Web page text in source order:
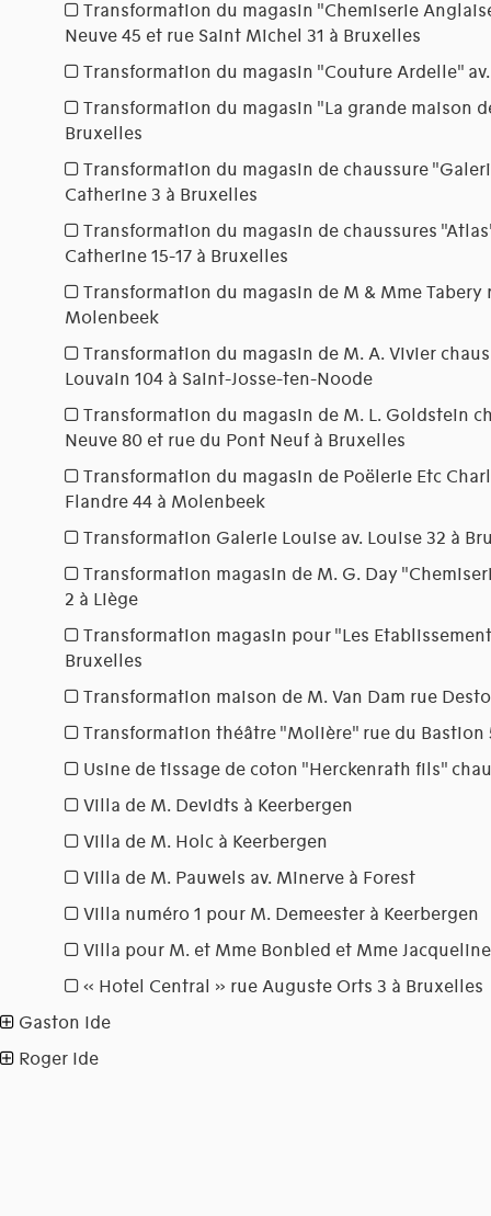
Transformation du magasin "Chemiserie
Neuve 45 et rue Saint Michel 31 à Bruxelles
Transformation du magasin "Couture Ardelle"
Transformation du magasin "La grande maison
Bruxelles
Transformation du magasin de chaussure
Catherine 3 à Bruxelles
Transformation du magasin de chaussures
Catherine 15-17 à Bruxelles
Transformation du magasin de M & Mme Tabery
Molenbeek
Transformation du magasin de M. A. Vivier
Louvain 104 à Saint-Josse-ten-Noode
Transformation du magasin de M. L. Goldstein
Neuve 80 et rue du Pont Neuf à Bruxelles
Transformation du magasin de Poëlerie Etc
Flandre 44 à Molenbeek
Transformation Galerie Louise av. Louise 32 à
Transformation magasin de M. G. Day
2 à Liège
Transformation magasin pour "Les
Bruxelles
Transformation maison de M. Van Dam rue
Transformation théâtre "Molière" rue du Bastion
Usine de tissage de coton "Herckenrath fils"
Villa de M. Devidts à Keerbergen
Villa de M. Holc à Keerbergen
Villa de M. Pauwels av. Minerve à Forest
Villa numéro 1 pour M. Demeester à Keerbergen
Villa pour M. et Mme Bonbled et Mme
« Hotel Central » rue Auguste Orts 3 à Bruxelles
Gaston Ide
Roger Ide